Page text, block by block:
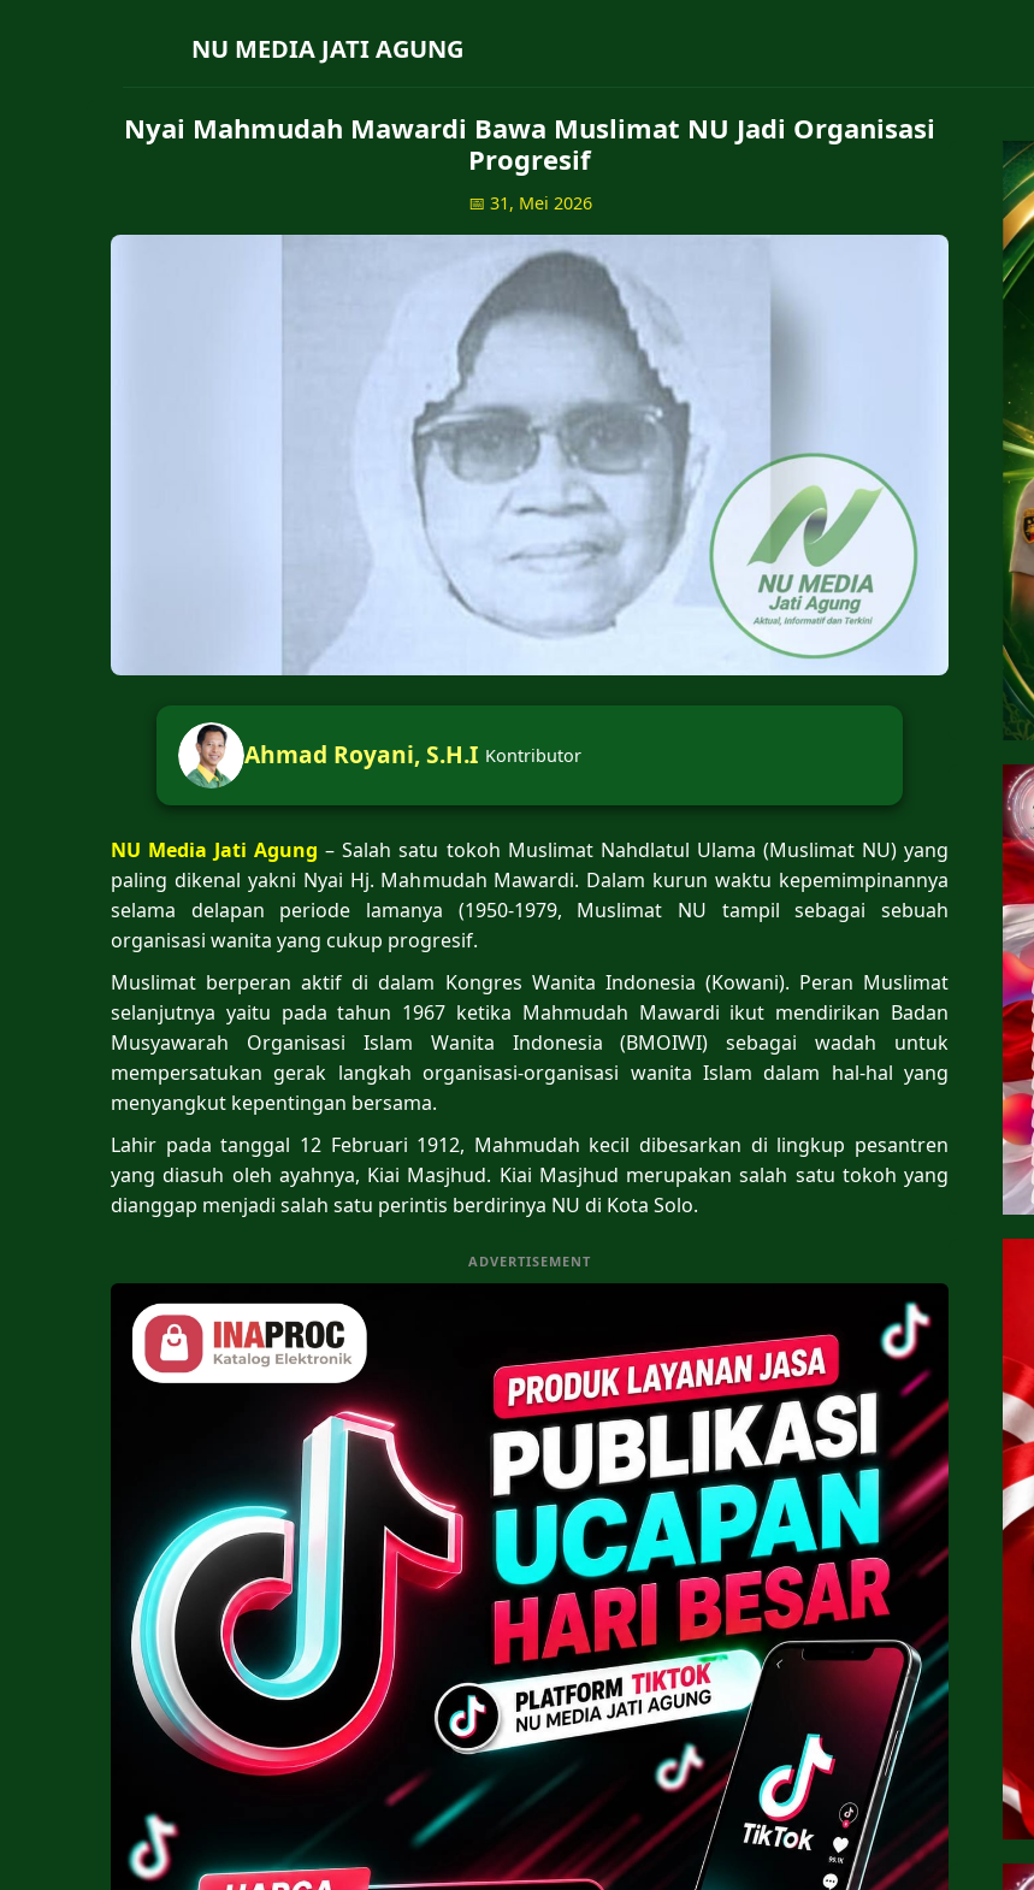
NU MEDIA JATI AGUNG
Nyai Mahmudah Mawardi Bawa Muslimat NU Jadi Organisasi
Progresif
📅 31, Mei 2026
Ahmad Royani, S.H.I Kontributor
NU Media Jati Agung – Salah satu tokoh Muslimat Nahdlatul Ulama (Muslimat NU) yang
paling dikenal yakni Nyai Hj. Mahmudah Mawardi. Dalam kurun waktu kepemimpinannya
selama delapan periode lamanya (1950-1979, Muslimat NU tampil sebagai sebuah
organisasi wanita yang cukup progresif.
Muslimat berperan aktif di dalam Kongres Wanita Indonesia (Kowani). Peran Muslimat
selanjutnya yaitu pada tahun 1967 ketika Mahmudah Mawardi ikut mendirikan Badan
Musyawarah Organisasi Islam Wanita Indonesia (BMOIWI) sebagai wadah untuk
mempersatukan gerak langkah organisasi-organisasi wanita Islam dalam hal-hal yang
menyangkut kepentingan bersama.
Lahir pada tanggal 12 Februari 1912, Mahmudah kecil dibesarkan di lingkup pesantren
yang diasuh oleh ayahnya, Kiai Masjhud. Kiai Masjhud merupakan salah satu tokoh yang
dianggap menjadi salah satu perintis berdirinya NU di Kota Solo.
ADVERTISEMENT